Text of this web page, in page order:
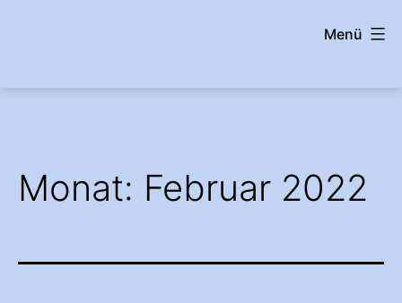
Menü
Monat: Februar 2022